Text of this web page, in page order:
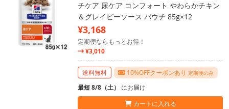
チケア 尿ケア コンフォート やわらかチキン
＆グレイビーソース パウチ 85g×12
¥3,168
定期便ならもっとお得！
¥3,010
送料無料 10%OFFクーポンあり 定期便のみ
最短 8/8（土） にお届け
カートに入れる